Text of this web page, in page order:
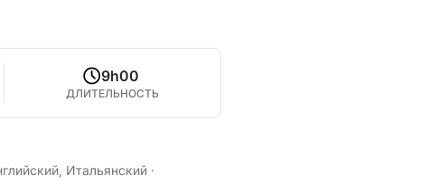
9h00
ДЛИТЕЛЬНОСТЬ
Итальянский ·